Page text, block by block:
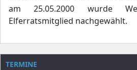
am 25.05.2000 wurde
Elferratsmitglied nachgewählt.
TERMINE